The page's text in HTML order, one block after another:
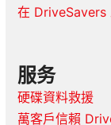
在 DriveSavers
服务
硬碟資料救援
萬客戶信賴